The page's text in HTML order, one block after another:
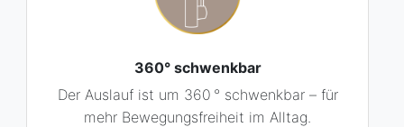
360° schwenkbar
Der Auslauf ist um 360 ° schwenkbar – für
mehr Bewegungsfreiheit im Alltag.